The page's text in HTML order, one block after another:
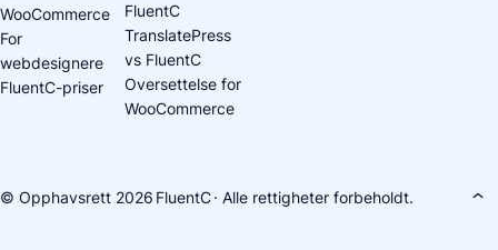
WooCommerce
For
webdesignere
FluentC-priser
FluentC
TranslatePress
vs FluentC
Oversettelse for
WooCommerce
© Opphavsrett 2026 FluentC· Alle rettigheter forbeholdt.